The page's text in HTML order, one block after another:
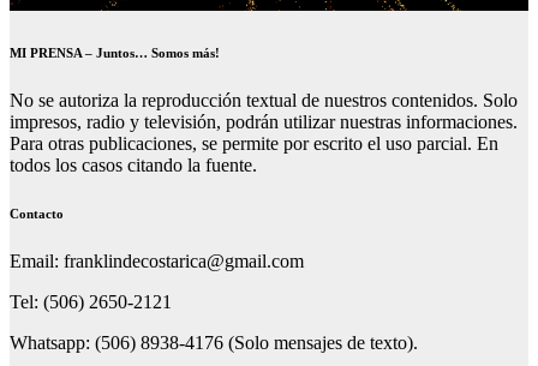
MI PRENSA – Juntos… Somos más!
No se autoriza la reproducción textual de nuestros contenidos. Solo
impresos, radio y televisión, podrán utilizar nuestras informaciones.
Para otras publicaciones, se permite por escrito el uso parcial. En
todos los casos citando la fuente.
Contacto
Email: franklindecostarica@gmail.com
Tel: (506) 2650-2121
Whatsapp: (506) 8938-4176 (Solo mensajes de texto).